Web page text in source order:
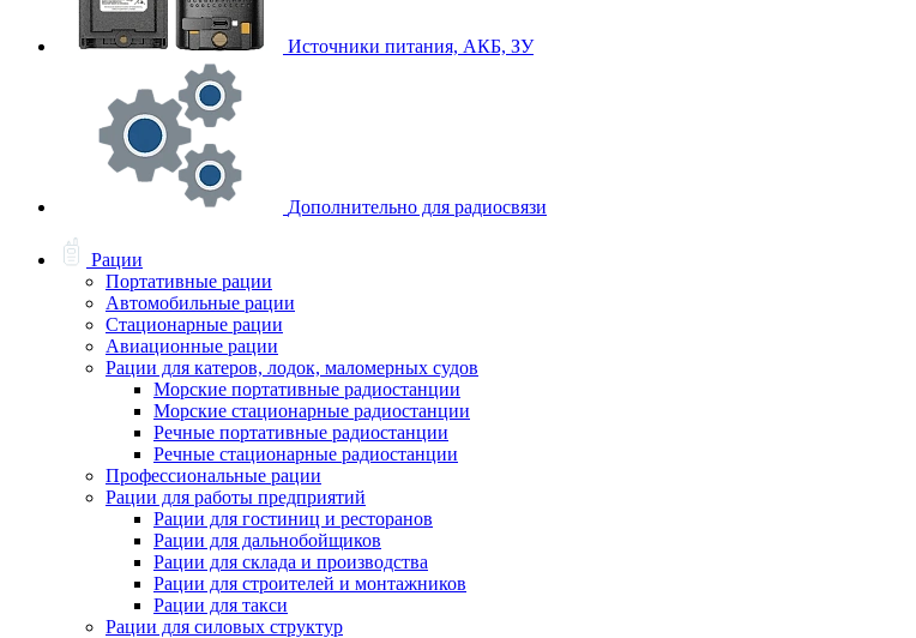
Источники питания, АКБ, ЗУ
Дополнительно для радиосвязи
Рации
Портативные рации
Автомобильные рации
Стационарные рации
Авиационные рации
Рации для катеров, лодок, маломерных судов
Морские портативные радиостанции
Морские стационарные радиостанции
Речные портативные радиостанции
Речные стационарные радиостанции
Профессиональные рации
Рации для работы предприятий
Рации для гостиниц и ресторанов
Рации для дальнобойщиков
Рации для склада и производства
Рации для строителей и монтажников
Рации для такси
Рации для силовых структур